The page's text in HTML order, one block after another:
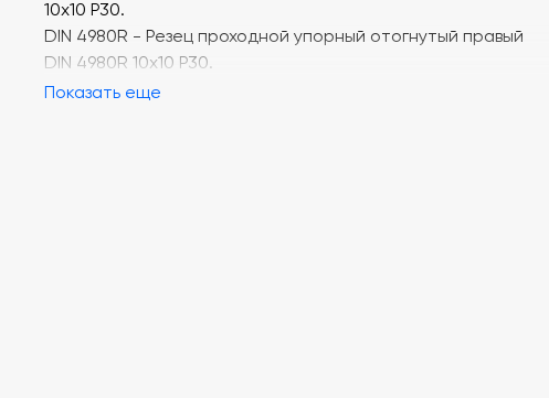
10x10 P30.
DIN 4980R - Резец проходной упорный отогнутый правый
DIN 4980R 10x10 P30.
Показать еще